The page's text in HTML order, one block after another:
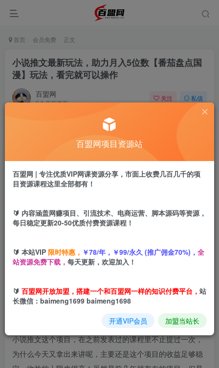
首页 会员免费 正文
小说推文最新玩法，助力月入5位数【番茄盘点国
漫】玩法，看完就可以操作
百盟网
9个月前更新
关注 私信
盟币9.9
立即购买
小说推文最新玩法，助力月入5位数【番茄盘点国漫】玩法，
小说推文这个项目，在之前发表过的课程里不止提过一次，
为什么今天又拿出来讲呢，主要还是这个项目的收益足够稳
百盟网项目资源站
百盟网 | 专注优质VIP网课资源分享，市面上收费几百几千的项
目资源课程这里全部都有！
🔰 内容涵盖网赚项目、引流技术、电商运营、脚本源码等资源，
每日稳定更新20-50优质付费资源课程！
🔰 本站VIP 限时特惠， ￥78/年，￥99/永久 (推广佣金70%)， 全
站资源免费下载， 每天更新，欢迎加入！
🔰 百盟网开放加盟，搭建一个和百盟网一样的知识付费平台， 站
长微信：baimeng1699 baimeng1698
开通VIP会员 加盟当站长